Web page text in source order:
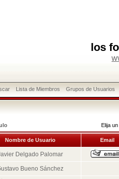
los
Lista de Miembros Grupos de Usuarios
Elija
Nombre de Usuario Email
Delgado Palomar
Bueno Sánchez